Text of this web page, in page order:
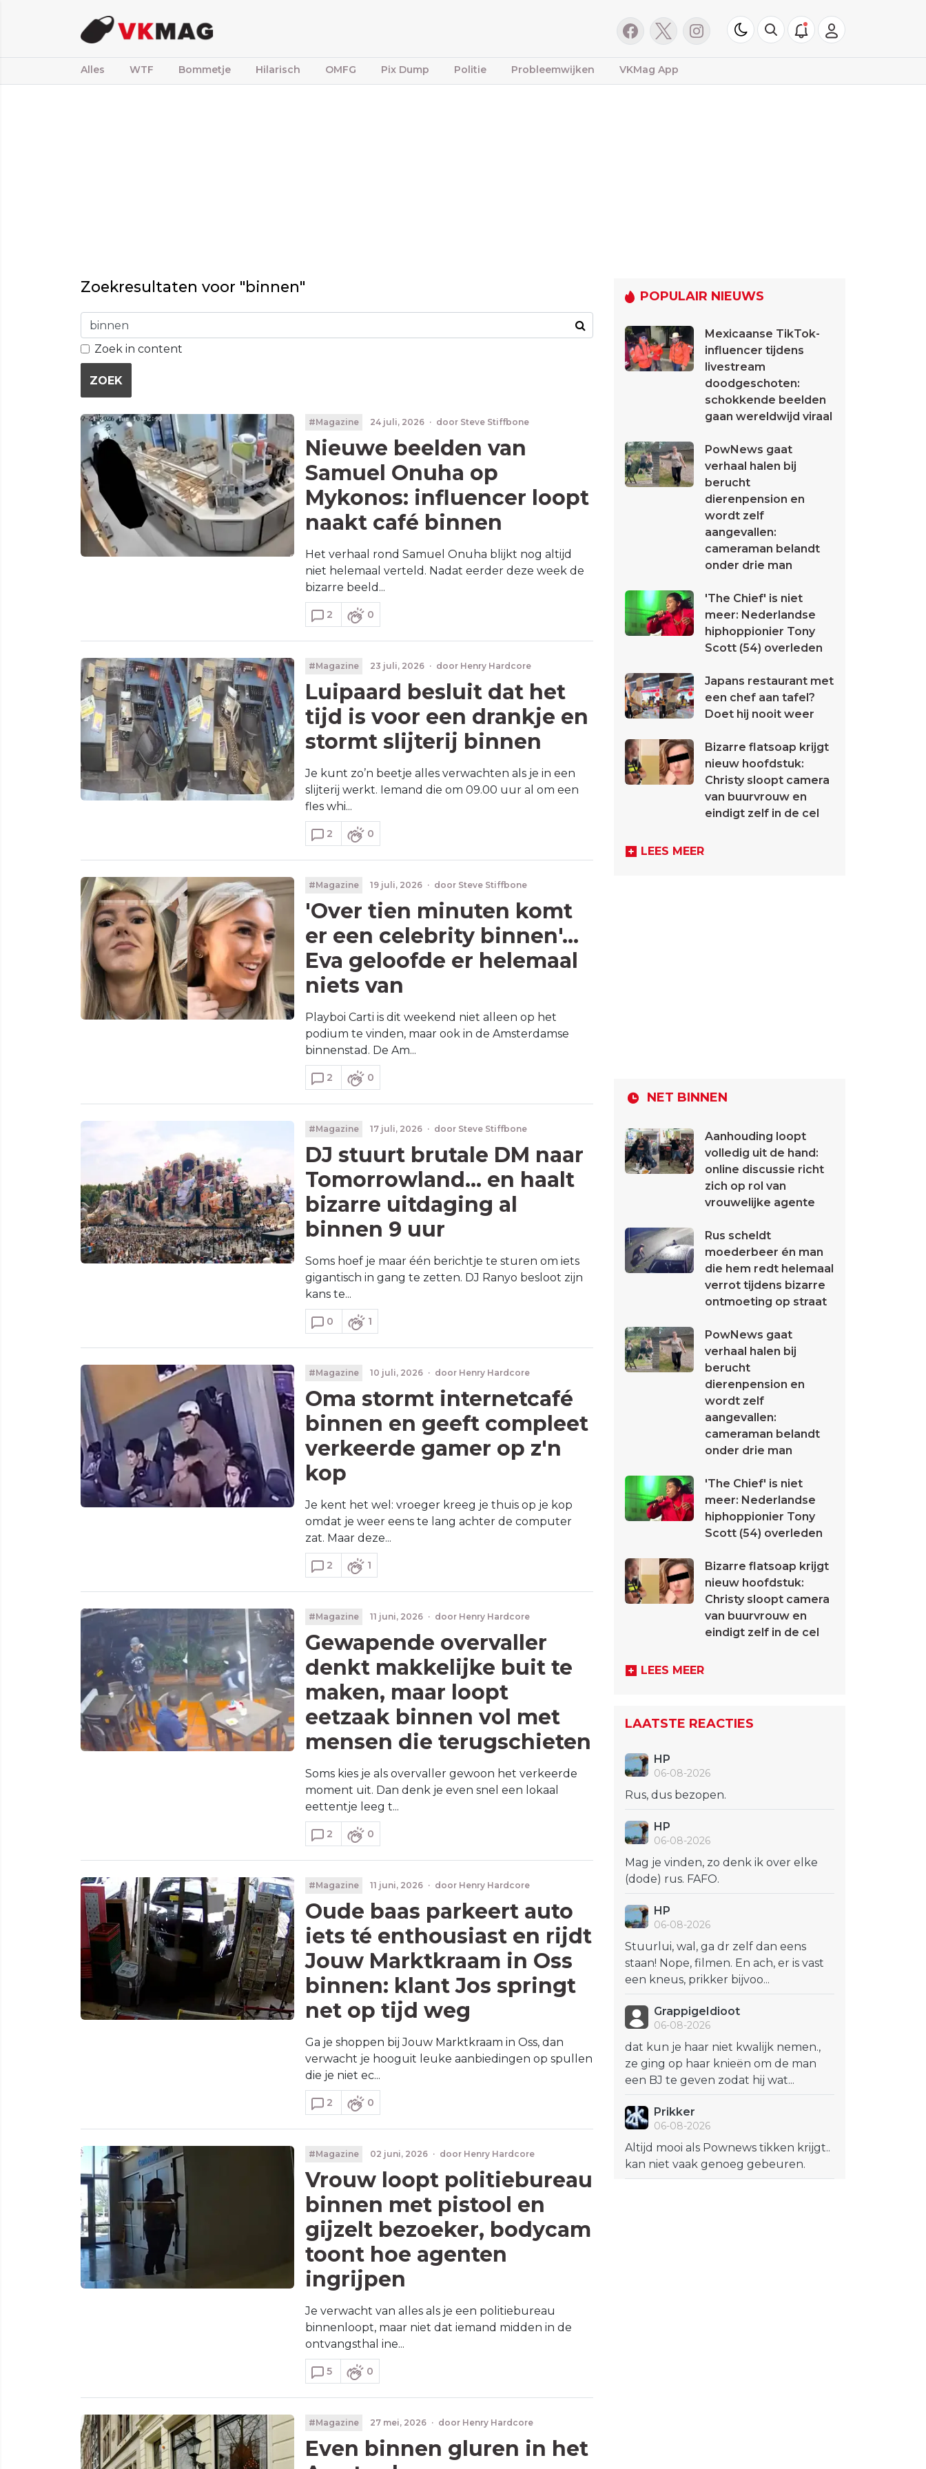
Alles WTF Bommetje Hilarisch OMFG Pix Dump Politie Probleemwijken VKMag App
Zoekresultaten voor "binnen"
Zoek in content
ZOEK
#Magazine 24 juli, 2026 · door Steve Stiffbone
Nieuwe beelden van
Samuel Onuha op
Mykonos: influencer loopt
naakt café binnen
Het verhaal rond Samuel Onuha blijkt nog altijd
niet helemaal verteld. Nadat eerder deze week de
bizarre beeld...
2 0
#Magazine 23 juli, 2026 · door Henry Hardcore
Luipaard besluit dat het
tijd is voor een drankje en
stormt slijterij binnen
Je kunt zo’n beetje alles verwachten als je in een
slijterij werkt. Iemand die om 09.00 uur al om een
fles whi...
2 0
#Magazine 19 juli, 2026 · door Steve Stiffbone
'Over tien minuten komt
er een celebrity binnen'...
Eva geloofde er helemaal
niets van
Playboi Carti is dit weekend niet alleen op het
podium te vinden, maar ook in de Amsterdamse
binnenstad. De Am...
2 0
#Magazine 17 juli, 2026 · door Steve Stiffbone
DJ stuurt brutale DM naar
Tomorrowland... en haalt
bizarre uitdaging al
binnen 9 uur
Soms hoef je maar één berichtje te sturen om iets
gigantisch in gang te zetten. DJ Ranyo besloot zijn
kans te...
0 1
#Magazine 10 juli, 2026 · door Henry Hardcore
Oma stormt internetcafé
binnen en geeft compleet
verkeerde gamer op z'n
kop
Je kent het wel: vroeger kreeg je thuis op je kop
omdat je weer eens te lang achter de computer
zat. Maar deze...
2 1
#Magazine 11 juni, 2026 · door Henry Hardcore
Gewapende overvaller
denkt makkelijke buit te
maken, maar loopt
eetzaak binnen vol met
mensen die terugschieten
Soms kies je als overvaller gewoon het verkeerde
moment uit. Dan denk je even snel een lokaal
eettentje leeg t...
2 0
#Magazine 11 juni, 2026 · door Henry Hardcore
Oude baas parkeert auto
iets té enthousiast en rijdt
Jouw Marktkraam in Oss
binnen: klant Jos springt
net op tijd weg
Ga je shoppen bij Jouw Marktkraam in Oss, dan
verwacht je hooguit leuke aanbiedingen op spullen
die je niet ec...
2 0
#Magazine 02 juni, 2026 · door Henry Hardcore
Vrouw loopt politiebureau
binnen met pistool en
gijzelt bezoeker, bodycam
toont hoe agenten
ingrijpen
Je verwacht van alles als je een politiebureau
binnenloopt, maar niet dat iemand midden in de
ontvangsthal ine...
5 0
#Magazine 27 mei, 2026 · door Henry Hardcore
Even binnen gluren in het
POPULAIR NIEUWS
Mexicaanse TikTok-
influencer tijdens
livestream
doodgeschoten:
schokkende beelden
gaan wereldwijd viraal
PowNews gaat
verhaal halen bij
berucht
dierenpension en
wordt zelf
aangevallen:
cameraman belandt
onder drie man
'The Chief' is niet
meer: Nederlandse
hiphoppionier Tony
Scott (54) overleden
Japans restaurant met
een chef aan tafel?
Doet hij nooit weer
Bizarre flatsoap krijgt
nieuw hoofdstuk:
Christy sloopt camera
van buurvrouw en
eindigt zelf in de cel
LEES MEER
NET BINNEN
Aanhouding loopt
volledig uit de hand:
online discussie richt
zich op rol van
vrouwelijke agente
Rus scheldt
moederbeer én man
die hem redt helemaal
verrot tijdens bizarre
ontmoeting op straat
PowNews gaat
verhaal halen bij
berucht
dierenpension en
wordt zelf
aangevallen:
cameraman belandt
onder drie man
'The Chief' is niet
meer: Nederlandse
hiphoppionier Tony
Scott (54) overleden
Bizarre flatsoap krijgt
nieuw hoofdstuk:
Christy sloopt camera
van buurvrouw en
eindigt zelf in de cel
LEES MEER
LAATSTE REACTIES
HP
06-08-2026
Rus, dus bezopen.
HP
06-08-2026
Mag je vinden, zo denk ik over elke
(dode) rus. FAFO.
HP
06-08-2026
Stuurlui, wal, ga dr zelf dan eens
staan! Nope, filmen. En ach, er is vast
een kneus, prikker bijvoo...
GrappigeIdioot
06-08-2026
dat kun je haar niet kwalijk nemen.,
ze ging op haar knieën om de man
een BJ te geven zodat hij wat...
Prikker
06-08-2026
Altijd mooi als Pownews tikken krijgt..
kan niet vaak genoeg gebeuren.